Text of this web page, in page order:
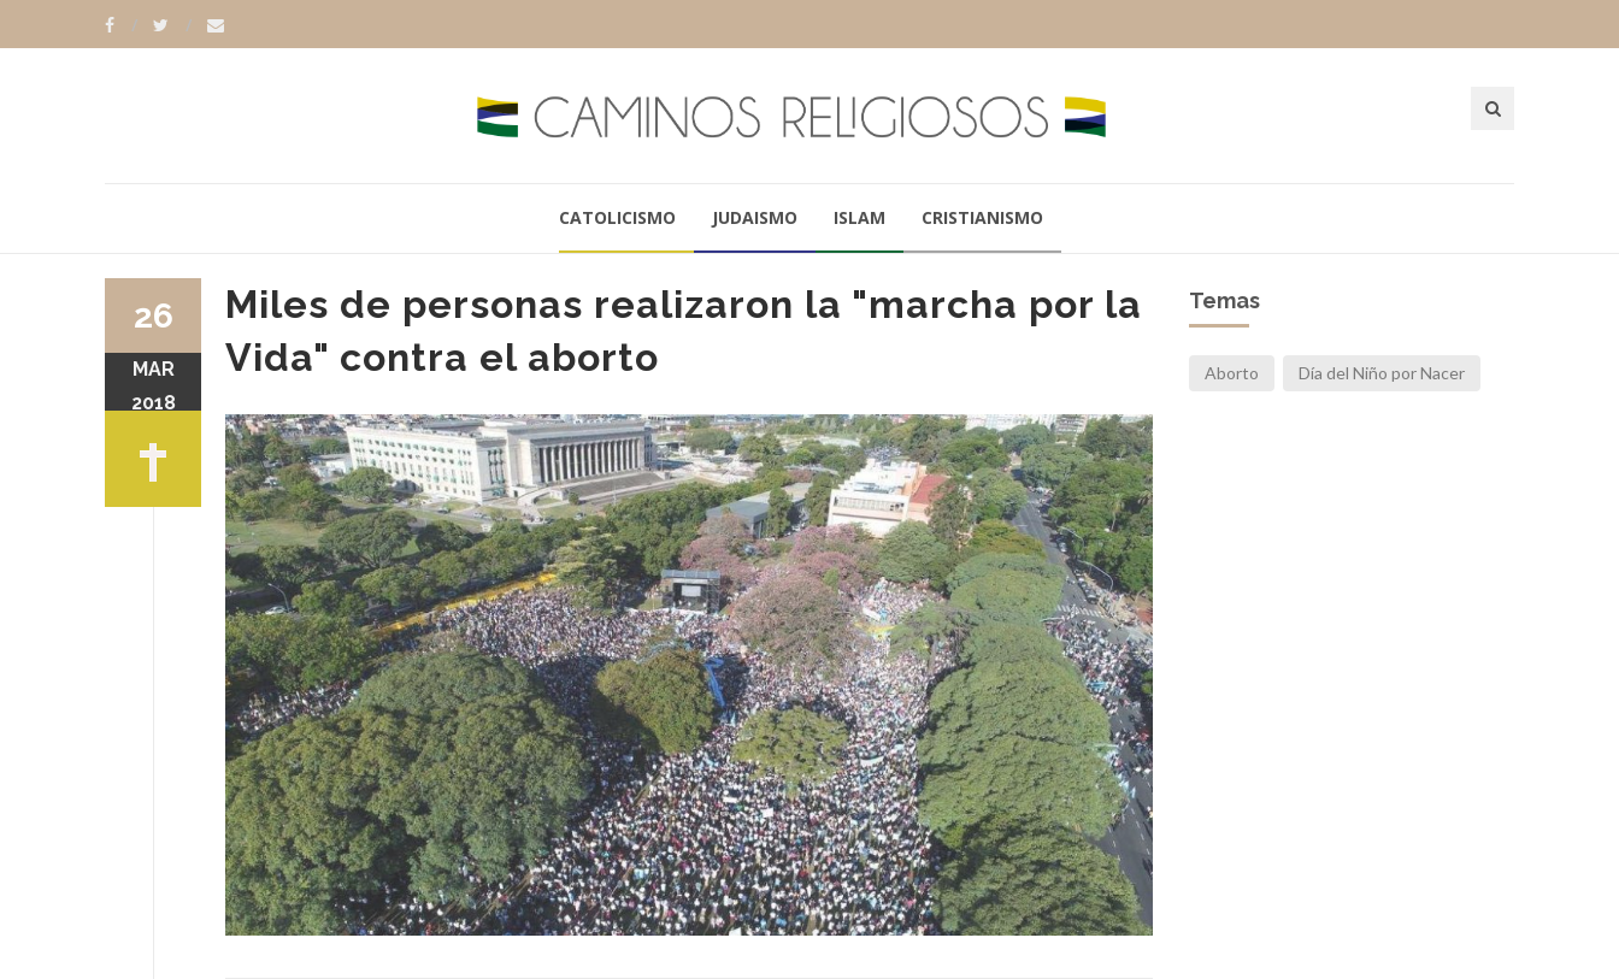
CATOLICISMO JUDAISMO ISLAM CRISTIANISMO
Miles de personas realizaron la "marcha por la
Vida" contra el aborto
26
MAR
2018
Temas
Aborto Día del Niño por Nacer